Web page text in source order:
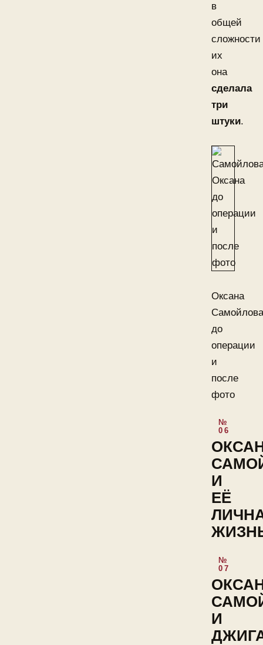
в
общей
сложности
их
она
сделала
три
штуки.
Оксана
Самойлова
до
операции
и
после
фото
И
ЕЁ
И